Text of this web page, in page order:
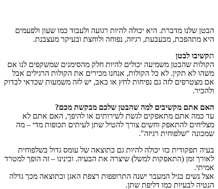
הבטן שלנו מדברת. היא יכולה להיות רגועה ולעבוד כמו שעון ולפעמים
היא מתהפכת, מבעבעת, רגיזה, נפוחה ולוחצת ובעיקר מעצבנת.
תקשיבו לבטן
הקולות שהבטן משמיעה יכולים להיות חלק מהסימנים שמשקפים לנו אם
משהו לא תקין. לא כל הקולות, אנחנו מכירים את הקולות הרגילים אבל
אם מצטרפים לזה גם נפיחות לחץ או כאב, יש לזה משמעות שכדאי לבדוק
ולהכיר.
האם אתם מקשיבים למה שהבטן שלכם מבקשת מכם?
עד כמה אתם מתאפקים לגשת לשירותים או להיפך, האם אתם לא
מצליחים להתאפק וחשים צורך להטיל שתן לעיתים תכופות מדי – מה
שמכונה "שלפוחית רגיזה".
בעיה תפקודית כזו יכולה להיות גם כתוצאה של עומס גדול בשלפוחית
לאורך זמן (התאפקות למשל) שיצרה את הבעיה. ובינינו – זה הופך למטרד
אמיתי.
אצל נשים בגיל המעבר ישנה התרופפות רצפת האגן וכתוצאה מכך גדלה
הנטיה לבעיות כמו דליפת שתן.